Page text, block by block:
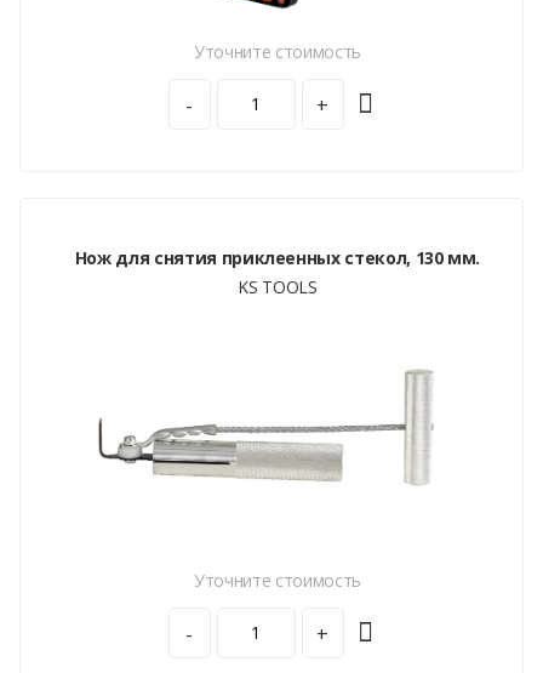
Уточните стоимость
- +
Нож для снятия приклеенных стекол, 130 мм.
KS TOOLS
Уточните стоимость
- +